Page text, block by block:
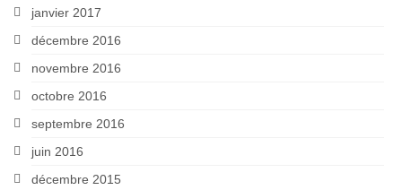
janvier 2017
décembre 2016
novembre 2016
octobre 2016
septembre 2016
juin 2016
décembre 2015